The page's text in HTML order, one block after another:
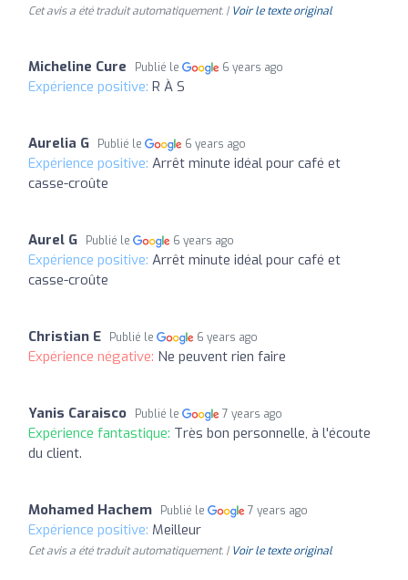
Cet avis a été traduit automatiquement. | Voir le texte original
Micheline Cure Publié le 6 years ago
Expérience positive: R À S
Aurelia G Publié le 6 years ago
Expérience positive: Arrêt minute idéal pour café et
casse-croûte
Aurel G Publié le 6 years ago
Expérience positive: Arrêt minute idéal pour café et
casse-croûte
Christian E Publié le 6 years ago
Expérience négative: Ne peuvent rien faire
Yanis Caraisco Publié le 7 years ago
Expérience fantastique: Très bon personnelle, à l'écoute
du client.
Mohamed Hachem Publié le 7 years ago
Expérience positive: Meilleur
Cet avis a été traduit automatiquement. | Voir le texte original